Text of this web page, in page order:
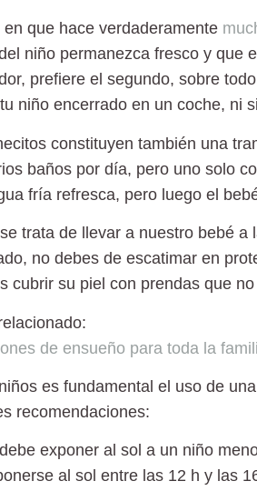
en que hace verdaderamente
niño permanezca fresco y que
prefiere el segundo, sobre
niño encerrado en un coche, ni
constituyen también una
baños por día, pero uno solo
fría refresca, pero luego el
trata de llevar a nuestro bebé
no debes de escatimar en
cubrir su piel con prendas que
de ensueño para toda la
es fundamental el uso de
recomendaciones:
exponer al sol a un niño
al sol entre las 12 h y las